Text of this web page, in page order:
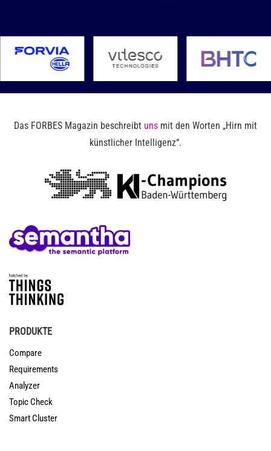
Das FORBES Magazin beschreibt uns mit den Worten „Hirn mit
künstlicher Intelligenz“.
PRODUKTE
Compare
Requirements
Analyzer
Topic Check
Smart Cluster